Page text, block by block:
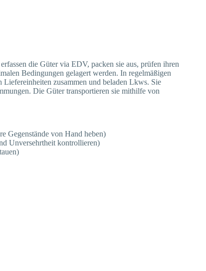
die Güter via EDV, packen sie aus, prüfen ihren
Bedingungen gelagert werden. In regelmäßigen
zusammen und beladen Lkws. Sie
Die Güter transportieren sie mithilfe von
Gegenstände von Hand heben)
Unversehrtheit kontrollieren)